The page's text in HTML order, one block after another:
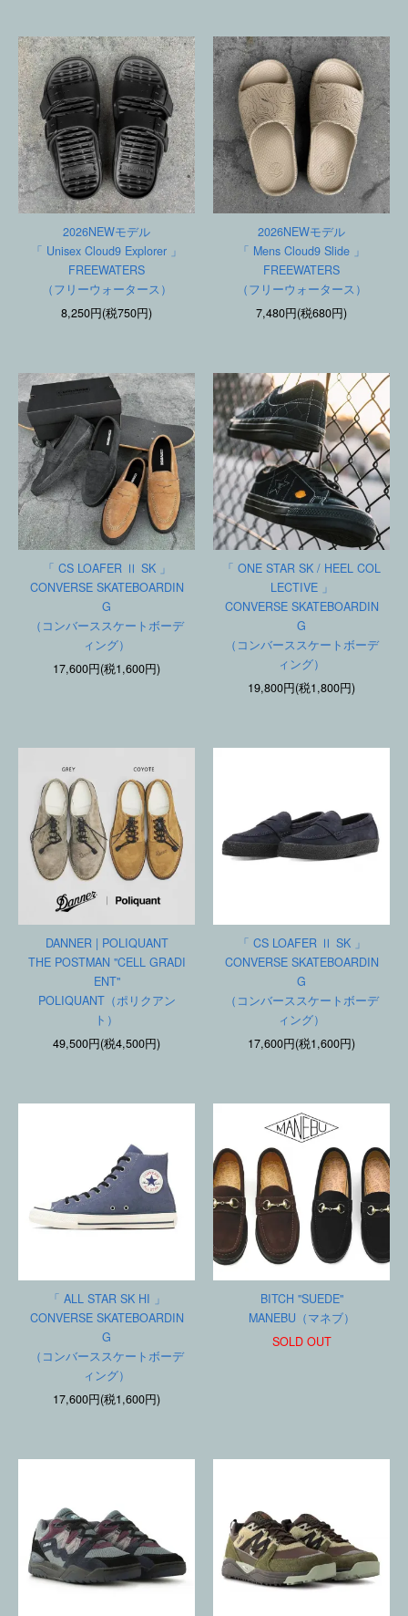
2026NEWモデル
「 Unisex Cloud9 Explorer 」
FREEWATERS
（フリーウォータース）
8,250円(税750円)
2026NEWモデル
「 Mens Cloud9 Slide 」
FREEWATERS
（フリーウォータース）
7,480円(税680円)
「 CS LOAFER Ⅱ SK 」
CONVERSE SKATEBOARDIN
G
（コンバーススケートボーデ
ィング）
17,600円(税1,600円)
「 ONE STAR SK / HEEL COL
LECTIVE 」
CONVERSE SKATEBOARDIN
G
（コンバーススケートボーデ
ィング）
19,800円(税1,800円)
DANNER | POLIQUANT
THE POSTMAN "CELL GRADI
ENT"
POLIQUANT（ポリクアン
ト）
49,500円(税4,500円)
「 CS LOAFER Ⅱ SK 」
CONVERSE SKATEBOARDIN
G
（コンバーススケートボーデ
ィング）
17,600円(税1,600円)
「 ALL STAR SK HI 」
CONVERSE SKATEBOARDIN
G
（コンバーススケートボーデ
ィング）
17,600円(税1,600円)
BITCH "SUEDE"
MANEBU（マネブ）
SOLD OUT